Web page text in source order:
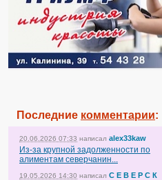
Последние комментарии:
20.06.2026 07:33 написал alex33kaw
Из-за крупной задолженности по
алиментам северчанин...
19.05.2026 14:30 написал С Е В Е Р С К